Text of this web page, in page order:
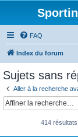
FAQ
Index du forum
Sujets sans
Aller à la recherche
414